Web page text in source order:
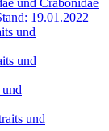
und Crabonidae
19.01.2022
und
und
und